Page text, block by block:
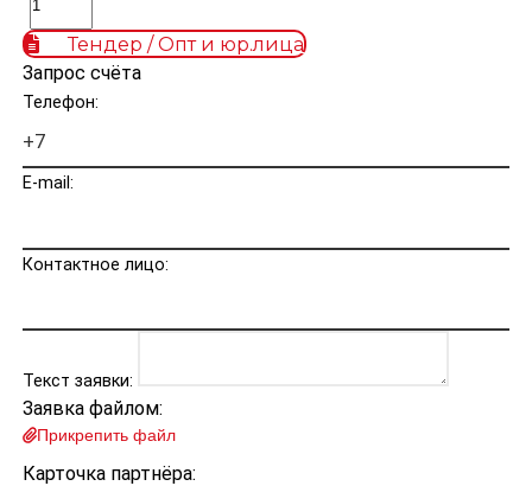
Тендер / Опт и юр.лица
Запрос счёта
Телефон:
E-mail:
Контактное лицо:
Текст заявки:
Заявка файлом:
Прикрепить файл
Карточка партнёра: